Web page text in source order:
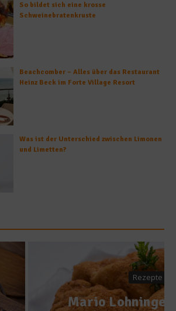
So bildet sich eine krosse
Schweinebratenkruste
Beachcomber – Alles über das Restaurant
Heinz Beck im Forte Village Resort
Was ist der Unterschied zwischen Limonen
und Limetten?
Lohningers Rezept